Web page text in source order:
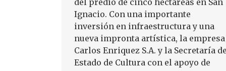
del predio de cinco hectáreas en San
Ignacio. Con una importante
inversión en infraestructura y una
nueva impronta artística, la empresa
Carlos Enriquez S.A. y la Secretaría
Estado de Cultura con el apoyo de